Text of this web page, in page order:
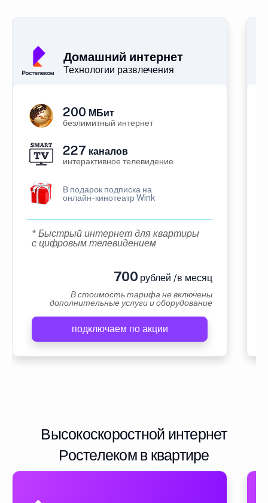
Домашний интернет
Технологии развлечения
200 МБит
безлимитный интернет
227 каналов
интерактивное телевидение
В подарок подписка на
онлайн-кинотеатр Wink
* Быстрый интернет для квартиры
с цифровым телевидением
700 рублей /в месяц
В стоимость тарифа не включены
дополнительные услуги и оборудование
подключаем по акции
Высокоскоростной интернет
Ростелеком в квартире